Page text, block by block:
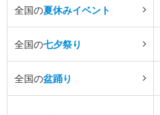
全国の夏休みイベント
全国の七夕祭り
全国の盆踊り